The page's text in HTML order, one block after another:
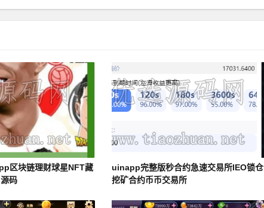
区块链理财球星NFT藏
码
uinapp完整版秒合约急速交易所IEO锁仓
挖矿合约币币交易所